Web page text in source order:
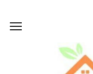
вмісту